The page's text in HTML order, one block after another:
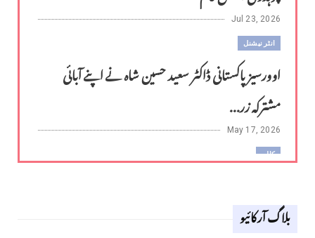
Jul 23, 2026
انٹر نیشنل
اوورسیز پاکستانی ڈاکٹر سعید حسین شاہ نے اپنے آبائی
مشترکہ زر...
May 17, 2026
کالم
Apr 18, 2026
بلاگ آرکائیو